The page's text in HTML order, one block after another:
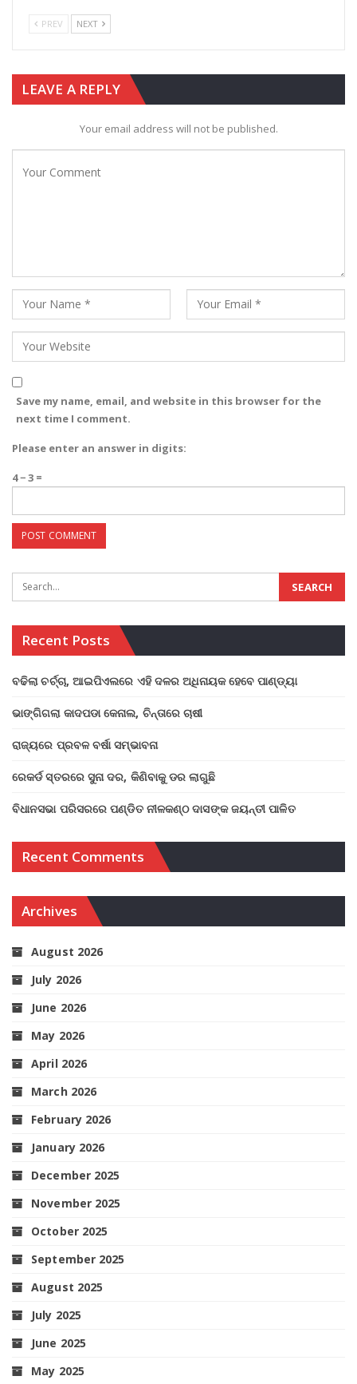
PREV NEXT
LEAVE A REPLY
Your email address will not be published.
Save my name, email, and website in this browser for the
next time I comment.
Please enter an answer in digits:
4 − 3 =
Recent Posts
ବଢିଲା ଚର୍ଚ୍ଚା, ଆଇପିଏଲରେ ଏହି ଦଳର ଅଧିନାୟକ ହେବେ ପାଣ୍ଡ୍ୟା
ଭାଙ୍ଗିଗଲା କାଦପଡା କେନାଲ, ଚିନ୍ତାରେ ଚାଷୀ
ରାଜ୍ୟରେ ପ୍ରବଳ ବର୍ଷା ସମ୍ଭାବନା
ରେକର୍ଡ ସ୍ତରରେ ସୁନା ଦର, କିଣିବାକୁ ଡର ଲାଗୁଛି
ବିଧାନସଭା ପରିସରରେ ପଣ୍ଡିତ ନୀଳକଣ୍ଠ ଦାସଙ୍କ ଜୟନ୍ତୀ ପାଳିତ
Recent Comments
Archives
August 2026
July 2026
June 2026
May 2026
April 2026
March 2026
February 2026
January 2026
December 2025
November 2025
October 2025
September 2025
August 2025
July 2025
June 2025
May 2025